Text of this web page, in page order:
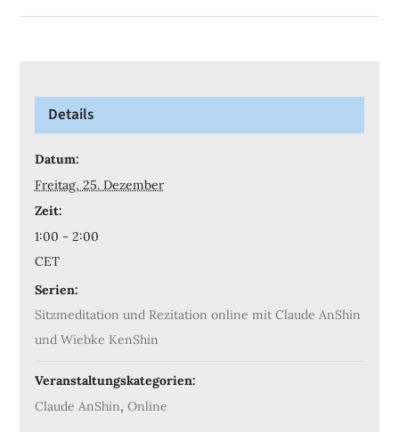
Details
Datum:
Freitag, 25. Dezember
Zeit:
1:00 - 2:00
CET
Serien:
Sitzmeditation und Rezitation online mit Claude AnShin
und Wiebke KenShin
Veranstaltungskategorien:
Claude AnShin, Online